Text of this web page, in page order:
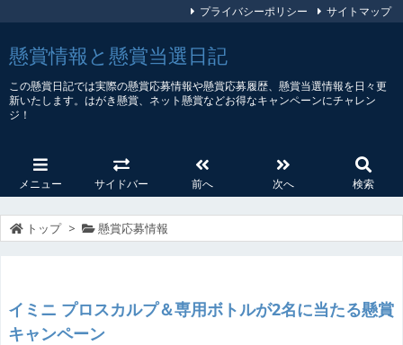
懸賞情報と懸賞当選日記
この懸賞日記では実際の懸賞応募情報や懸賞応募履歴、懸賞当選情報を日々更
新いたします。はがき懸賞、ネット懸賞などお得なキャンペーンにチャレン
ジ！
メニュー サイドバー 前へ 次へ 検索
プライバシーポリシー サイトマップ
トップ > 懸賞応募情報
イミニ プロスカルプ＆専用ボトルが2名に当たる懸賞
キャンペーン